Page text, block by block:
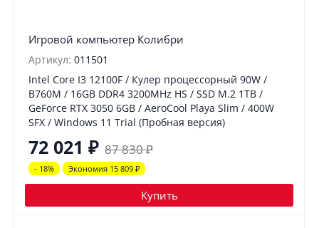
Игровой компьютер Колибри
Артикул: 011501
Intel Core I3 12100F / Кулер процессорный 90W /
B760M / 16GB DDR4 3200MHz HS / SSD M.2 1TB /
GeForce RTX 3050 6GB / AeroCool Playa Slim / 400W
SFX / Windows 11 Trial (Пробная версия)
72 021 ₽ 87 830₽
- 18% Экономия 15 809 ₽
Купить